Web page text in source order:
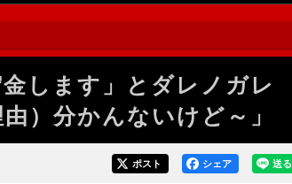
金します」とダレノガレ
）分かんないけど～」
送る
シェア
ポスト